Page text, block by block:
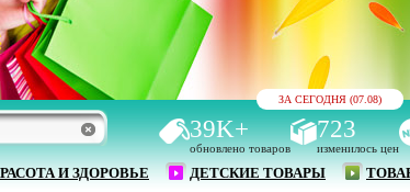
ЗА СЕГОДНЯ (07.08)
39K+
обновлено товаров
723
изменилось цен
И ЗДОРОВЬЕ ДЕТСКИЕ ТОВАРЫ